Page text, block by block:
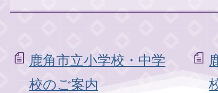
鹿角市立小学校・中学
校のご案内